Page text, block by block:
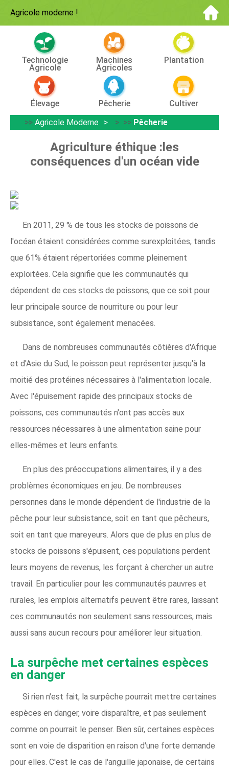
Agricole moderne !
Technologie
Agricole
Machines
Agricoles
Plantation
Élevage Pêcherie
Cultiver
>> Agricole Moderne > >> Pêcherie
Agriculture éthique :les
conséquences d'un océan vide
En 2011, 29 % de tous les stocks de poissons de
l'océan étaient considérées comme surexploitées, tandis
que 61% étaient répertoriées comme pleinement
exploitées. Cela signifie que les communautés qui
dépendent de ces stocks de poissons, que ce soit pour
leur principale source de nourriture ou pour leur
subsistance, sont également menacées.
Dans de nombreuses communautés côtières d'Afrique
et d'Asie du Sud, le poisson peut représenter jusqu'à la
moitié des protéines nécessaires à l'alimentation locale.
Avec l'épuisement rapide des principaux stocks de
poissons, ces communautés n'ont pas accès aux
ressources nécessaires à une alimentation saine pour
elles-mêmes et leurs enfants.
En plus des préoccupations alimentaires, il y a des
problèmes économiques en jeu. De nombreuses
personnes dans le monde dépendent de l'industrie de la
pêche pour leur subsistance, soit en tant que pêcheurs,
soit en tant que mareyeurs. Alors que de plus en plus de
stocks de poissons s'épuisent, ces populations perdent
leurs moyens de revenus, les forçant à chercher un autre
travail. En particulier pour les communautés pauvres et
rurales, les emplois alternatifs peuvent être rares, laissant
ces communautés non seulement sans ressources, mais
aussi sans aucun recours pour améliorer leur situation.
La surpêche met certaines espèces
en danger
Si rien n'est fait, la surpêche pourrait mettre certaines
espèces en danger, voire disparaître, et pas seulement
comme on pourrait le penser. Bien sûr, certaines espèces
sont en voie de disparition en raison d'une forte demande
pour elles. C'est le cas de l'anguille japonaise, de certains